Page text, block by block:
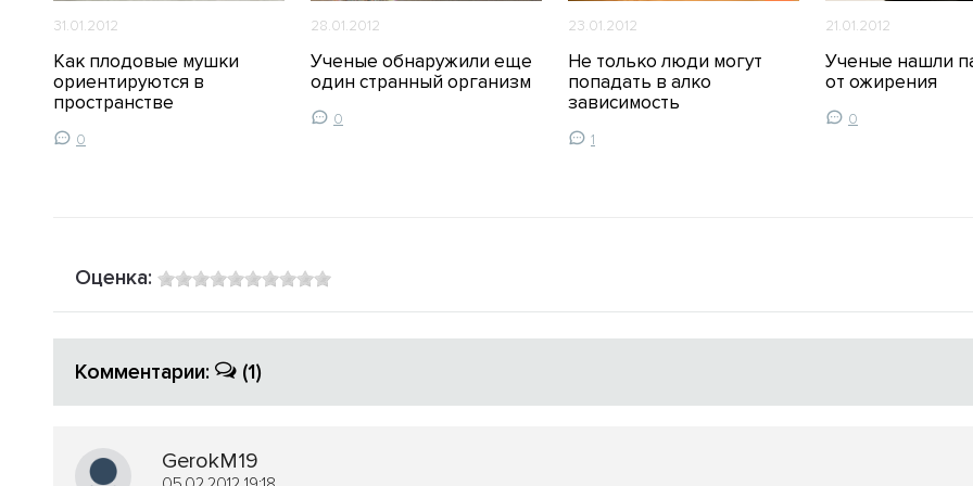
31.01.2012
Как плодовые мушки
ориентируются в
пространстве
0
28.01.2012
Ученые обнаружили еще
один странный организм
0
23.01.2012
Не только люди могут
попадать в алко
зависимость
1
21.01.2012
Ученые нашли
от ожирения
0
Оценка:
Комментарии: (1)
GerokM19